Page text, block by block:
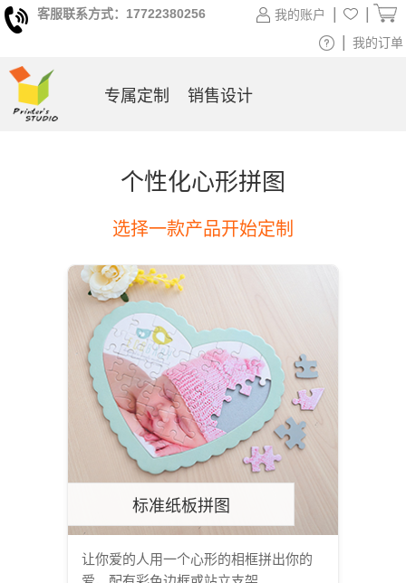
个性化心形拼图
选择一款产品开始定制
标准纸板拼图
让你爱的人用一个心形的相框拼出你的
客服联系方式：17722380256 我的账户
我的订单
专属定制 销售设计